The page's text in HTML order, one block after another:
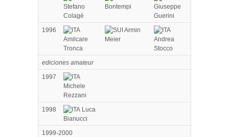
Stefano
Colagè
Bontempi
Giuseppe
Guerini
1996
Amilcare
Tronca
Armin
Meier
Andrea
Stocco
ediciones amateur
1997
Michele
Rezzani
1998
Luca
Bianucci
1999-2000